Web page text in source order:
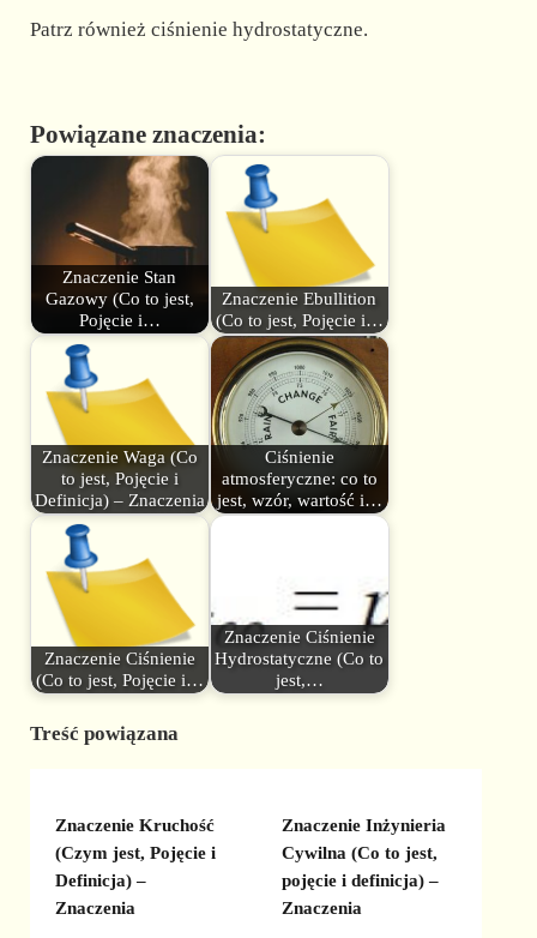
Patrz również ciśnienie hydrostatyczne.
Powiązane znaczenia:
Znaczenie Stan
Gazowy (Co to jest,
Pojęcie i…
Znaczenie Ebullition
(Co to jest, Pojęcie i…
Znaczenie Waga (Co
to jest, Pojęcie i
Definicja) – Znaczenia
Ciśnienie
atmosferyczne: co to
jest, wzór, wartość i…
Znaczenie Ciśnienie
(Co to jest, Pojęcie i…
Znaczenie Ciśnienie
Hydrostatyczne (Co to
jest,…
Treść powiązana
Znaczenie Kruchość
(Czym jest, Pojęcie i
Definicja) –
Znaczenia
Znaczenie Inżynieria
Cywilna (Co to jest,
pojęcie i definicja) –
Znaczenia